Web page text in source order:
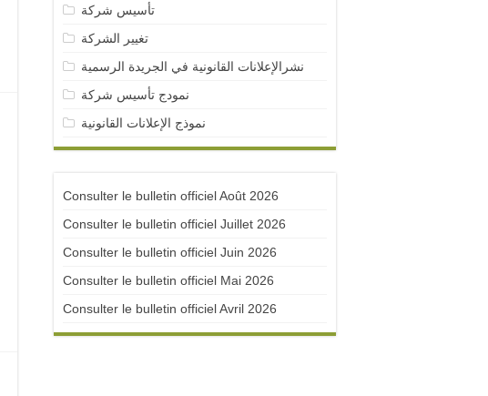
تأسيس شركة
تغيير الشركة
نشرالإعلانات القانونية في الجريدة الرسمية
نمودج تأسيس شركة
نموذج الإعلانات القانونية
Consulter le bulletin officiel Août 2026
Consulter le bulletin officiel Juillet 2026
Consulter le bulletin officiel Juin 2026
Consulter le bulletin officiel Mai 2026
Consulter le bulletin officiel Avril 2026